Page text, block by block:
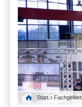
Start › Fachgebiet